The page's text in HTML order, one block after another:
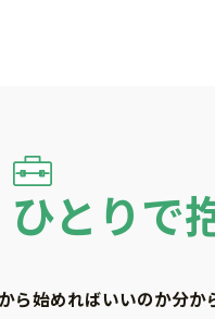
とりで
ら始めればいいのか分か